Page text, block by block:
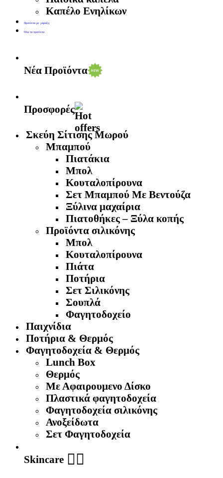
Καπέλο Ενηλίκων
Προϊόντα με χάραξη
Όλα τα προϊόντα
Νέα Προϊόντα
Προσφορές
Σκεύη Σίτισης Μωρού
Μπαμπού
Πιατάκια
Μπολ
Κουταλοπίρουνα
Σετ Μπαμπού Με Βεντούζα
Ξύλινα μαχαίρια
Πιατοθήκες – Ξύλα κοπής
Προϊόντα σιλικόνης
Μπολ
Κουταλοπίρουνα
Πιάτα
Ποτήρια
Σετ Σιλικόνης
Σουπλά
Φαγητοδοχείο
Παιχνίδια
Ποτήρια & Θερμός
Φαγητοδοχεία & Θερμός
Lunch Box
Θερμός
Με Αφαιρουμενο Δίσκο
Πλαστικά φαγητοδοχεία
Φαγητοδοχεία σιλικόνης
Ανοξείδωτα
Σετ Φαγητοδοχεία
Skincare 🧖‍♀️